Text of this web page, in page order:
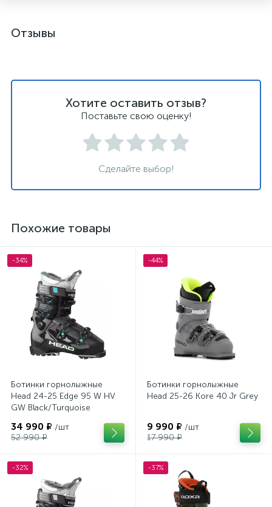
Отзывы
Хотите оставить отзыв?
Поставьте свою оценку!
Сделайте выбор!
Похожие товары
-34%
Ботинки горнолыжные
Head 24-25 Edge 95 W HV
GW Black/Turquoise
34 990 ₽ /шт
52 990 ₽
-44%
Ботинки горнолыжные
Head 25-26 Kore 40 Jr Grey
9 990 ₽ /шт
17 990 ₽
-32% -37%